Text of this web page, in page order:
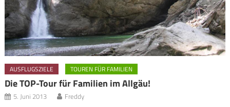
AUSFLUGSZIELE TOUREN FÜR FAMILIEN
Die TOP-Tour für Familien im Allgäu!
5. Juni 2013 Freddy